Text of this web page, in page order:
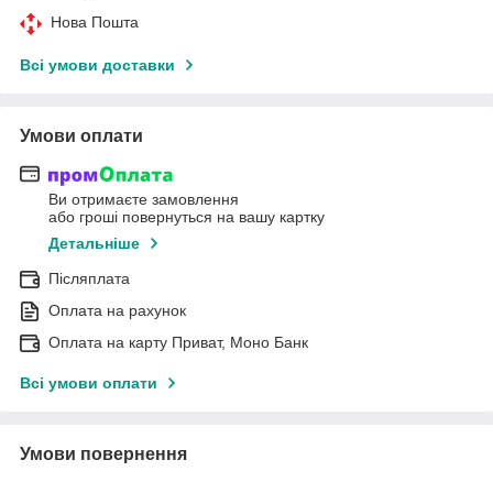
Нова Пошта
Всі умови доставки
Умови оплати
Ви отримаєте замовлення
або гроші повернуться на вашу картку
Детальніше
Післяплата
Оплата на рахунок
Оплата на карту Приват, Моно Банк
Всі умови оплати
Умови повернення